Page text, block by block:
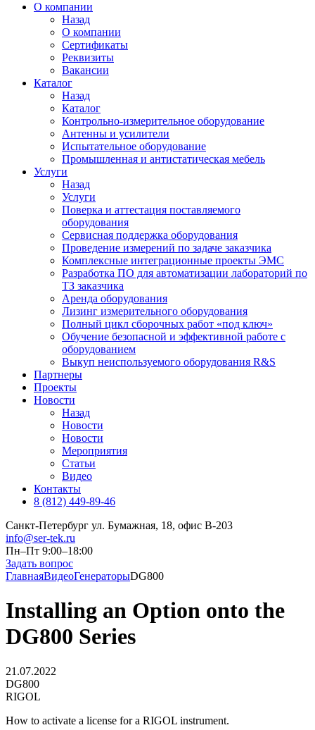
О компании
Назад
О компании
Сертификаты
Реквизиты
Вакансии
Каталог
Назад
Каталог
Контрольно-измерительное оборудование
Антенны и усилители
Испытательное оборудование
Промышленная и антистатическая мебель
Услуги
Назад
Услуги
Поверка и аттестация поставляемого
оборудования
Сервисная поддержка оборудования
Проведение измерений по задаче заказчика
Комплексные интеграционные проекты ЭМС
Разработка ПО для автоматизации лабораторий по
ТЗ заказчика
Аренда оборудования
Лизинг измерительного оборудования
Полный цикл сборочных работ «под ключ»
Обучение безопасной и эффективной работе с
оборудованием
Выкуп неиспользуемого оборудования R&S
Партнеры
Проекты
Новости
Назад
Новости
Новости
Мероприятия
Статьи
Видео
Контакты
8 (812) 449-89-46
Санкт-Петербург ул. Бумажная, 18, офис B-203
info@ser-tek.ru
Пн–Пт 9:00–18:00
Задать вопрос
ГлавнаяВидеоГенераторыDG800
Installing an Option onto the
DG800 Series
21.07.2022
DG800
RIGOL
How to activate a license for a RIGOL instrument.